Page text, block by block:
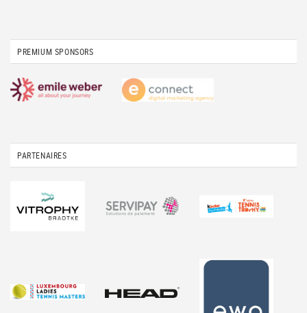
PREMIUM SPONSORS
PARTENAIRES